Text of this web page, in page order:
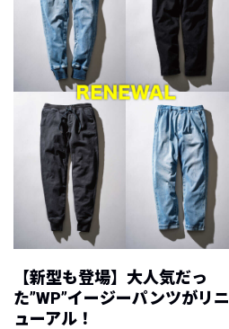
【新型も登場】大人気だっ
た”WP”イージーパンツがリニ
ューアル！